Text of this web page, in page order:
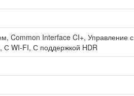
Common Interface CI+, Управление с
WI-FI, С поддержкой HDR